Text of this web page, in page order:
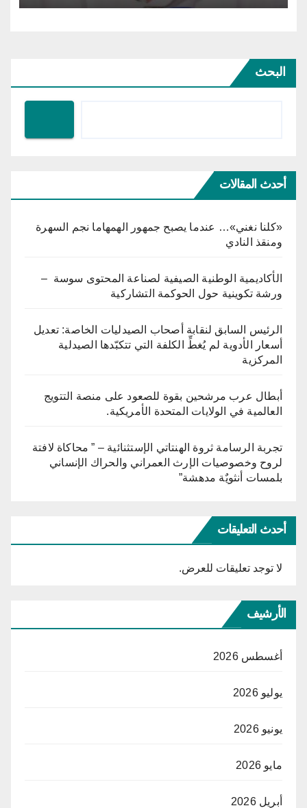
البحث
أحدث المقالات
«كلنا نغني»… عندما يصبح جمهور الهمهاما نجم السهرة
ومنقذ النادي
الأكاديمية الوطنية الصيفية لصناعة المحتوى سوسة –
ورشة تكوينية حول الحوكمة التشاركية
الرئيس السابق لنقابة أصحاب الصيدليات الخاصة: تعديل
أسعار الأدوية لم يُغطِّ الكلفة التي تتكبّدها الصيدلية
المركزية
أبطال عرب مرشحين بقوة للصعود على منصة التتويج
العالمية في الولايات المتحدة الأمريكية.
تجربة الرسامة ثروة الهنتاتي الإستثنائية – ” محاكاة لافتة
لروح وخصوصيات الإرث العمراني والحراك الإنساني
بلمسات أنثويٌة مدهشة”
أحدث التعليقات
لا توجد تعليقات للعرض.
الأرشيف
أغسطس 2026
يوليو 2026
يونيو 2026
مايو 2026
أبريل 2026